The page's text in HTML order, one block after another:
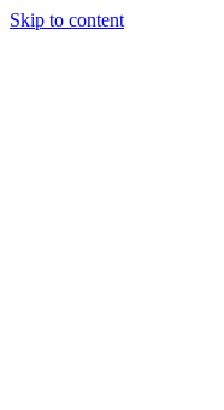
Skip to content